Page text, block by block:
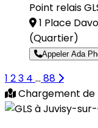
Point relais
1 Place
(Quartier)
Appeler Ada
1 23 4 ... 88
Chargement de